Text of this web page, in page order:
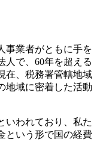
事業者がともに手を
人で、60年を超える
在、税務署管轄地域
地域に密着した活動
いわれており、私た
という形で国の経費